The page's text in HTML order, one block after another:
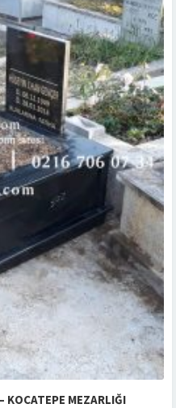
KOCATEPE MEZARLIĞI